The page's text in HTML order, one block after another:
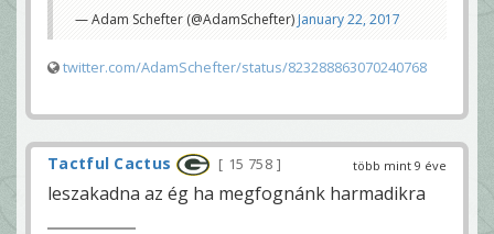
— Adam Schefter (@AdamSchefter)January 22, 2017
twitter.com/AdamSchefter/status/823288863070240768
több mint 9 éve
Tactful Cactus 15 758
leszakadna az ég ha megfognánk harmadikra